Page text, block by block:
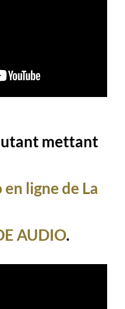
mettant
ligne de La
AUDIO.